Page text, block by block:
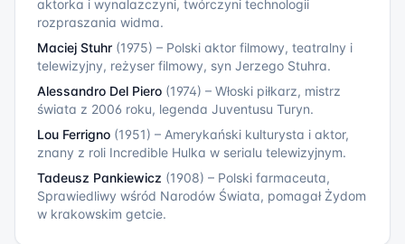
aktorka i wynalazczyni, twórczyni technologii
rozpraszania widma.
Maciej Stuhr (1975) – Polski aktor filmowy, teatralny i
telewizyjny, reżyser filmowy, syn Jerzego Stuhra.
Alessandro Del Piero (1974) – Włoski piłkarz, mistrz
świata z 2006 roku, legenda Juventusu Turyn.
Lou Ferrigno (1951) – Amerykański kulturysta i aktor,
znany z roli Incredible Hulka w serialu telewizyjnym.
Tadeusz Pankiewicz (1908) – Polski farmaceuta,
Sprawiedliwy wśród Narodów Świata, pomagał Żydom
w krakowskim getcie.